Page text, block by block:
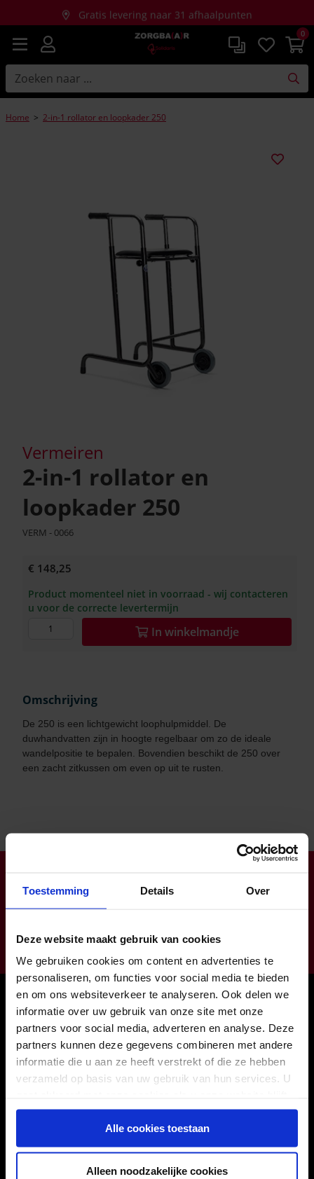
Toestemming Details Over
Deze website maakt gebruik van cookies
We gebruiken cookies om content en advertenties te
personaliseren, om functies voor social media te bieden
en om ons websiteverkeer te analyseren. Ook delen we
informatie over uw gebruik van onze site met onze
partners voor social media, adverteren en analyse. Deze
partners kunnen deze gegevens combineren met andere
informatie die u aan ze heeft verstrekt of die ze hebben
verzameld op basis van uw gebruik van hun services. U
gebruiken.
Alle cookies toestaan
Alleen noodzakelijke cookies
0
Gratis levering naar 31 afhaalpunten
Gratis thuislevering bij aankopen vanaf €150
Home > 2-in-1 rollator en loopkader 250
Vermeiren
2-in-1 rollator en
loopkader 250
VERM - 0066
€ 148,25
Product momenteel niet in voorraad - wij contacteren
u voor de correcte levertermijn
In winkelmandje
Omschrijving
De 250 is een lichtgewicht loophulpmiddel. De
duwhandvatten zijn in hoogte regelbaar om zo de ideale
wandelpositie te bepalen. Bovendien beschikt de 250 over
een zacht zitkussen om even op uit te rusten.
12:00)
info@zorgbaar.be
Onze winkels
Hasselt
Houthalen
Maasmechelen
Sint-Truiden
Tips en advies